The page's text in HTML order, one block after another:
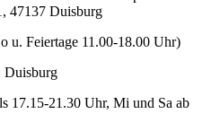
47137 Duisburg
u. Feiertage 11.00-18.00 Uhr)
Duisburg
17.15-21.30 Uhr, Mi und Sa ab